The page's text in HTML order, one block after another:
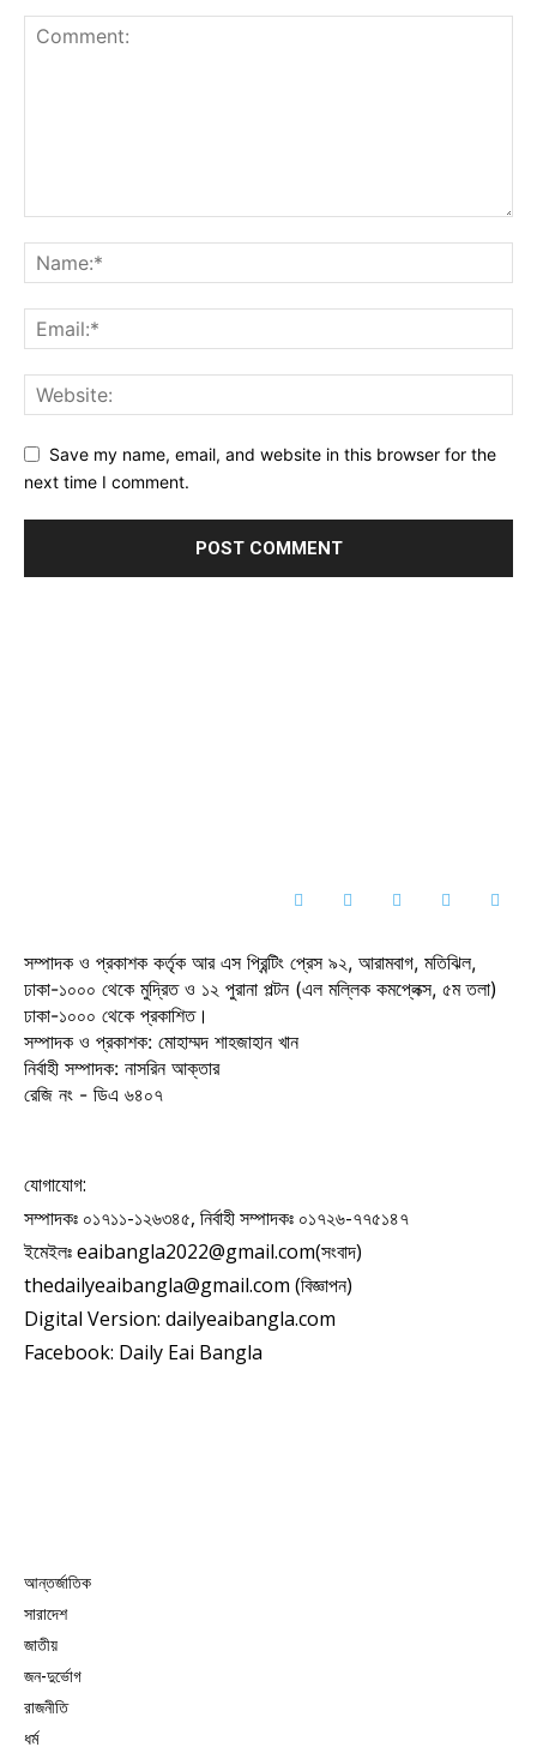
Save my name, email, and website in this browser for the
next time I comment.
সম্পাদক ও প্রকাশক কর্তৃক আর এস প্রিন্টিং প্রেস ৯২, আরামবাগ, মতিঝিল,
ঢাকা-১০০০ থেকে মুদ্রিত ও ১২ পুরানা পল্টন (এল মল্লিক কমপ্লেক্স, ৫ম তলা)
ঢাকা-১০০০ থেকে প্রকাশিত।
সম্পাদক ও প্রকাশক: মোহাম্মদ শাহজাহান খান
নির্বাহী সম্পাদক: নাসরিন আক্তার
রেজি নং - ডিএ ৬৪০৭
যোগাযোগ:
সম্পাদকঃ ০১৭১১-১২৬৩৪৫, নির্বাহী সম্পাদকঃ ০১৭২৬-৭৭৫১৪৭
ইমেইলঃ eaibangla2022@gmail.com(সংবাদ)
thedailyeaibangla@gmail.com (বিজ্ঞাপন)
Digital Version: dailyeaibangla.com
Facebook: Daily Eai Bangla
আন্তর্জাতিক
সারাদেশ
জাতীয়
জন-দুর্ভোগ
রাজনীতি
ধর্ম